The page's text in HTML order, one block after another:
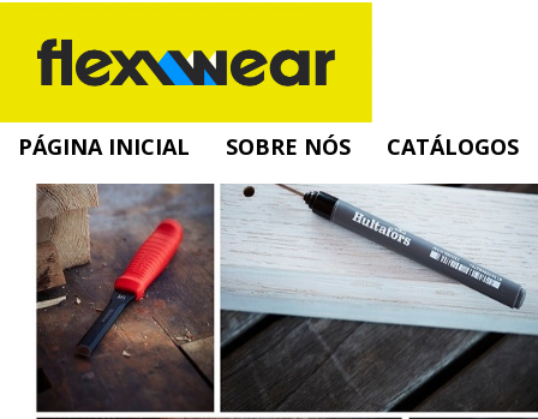
PÁGINA INICIAL SOBRE NÓS CATÁLOGOS